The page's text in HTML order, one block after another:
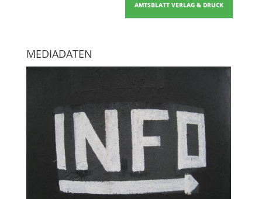
AMTSBLATT VERLAG & DRUCK
MEDIADATEN